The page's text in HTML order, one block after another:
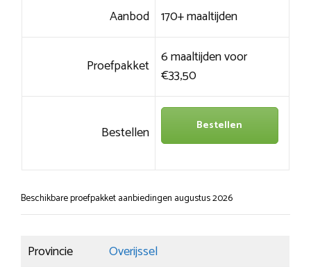
Aanbod 170+ maaltijden
Proefpakket 6 maaltijden voor
€33,50
Bestellen Bestellen
Beschikbare proefpakket aanbiedingen augustus 2026
Provincie
Overijssel